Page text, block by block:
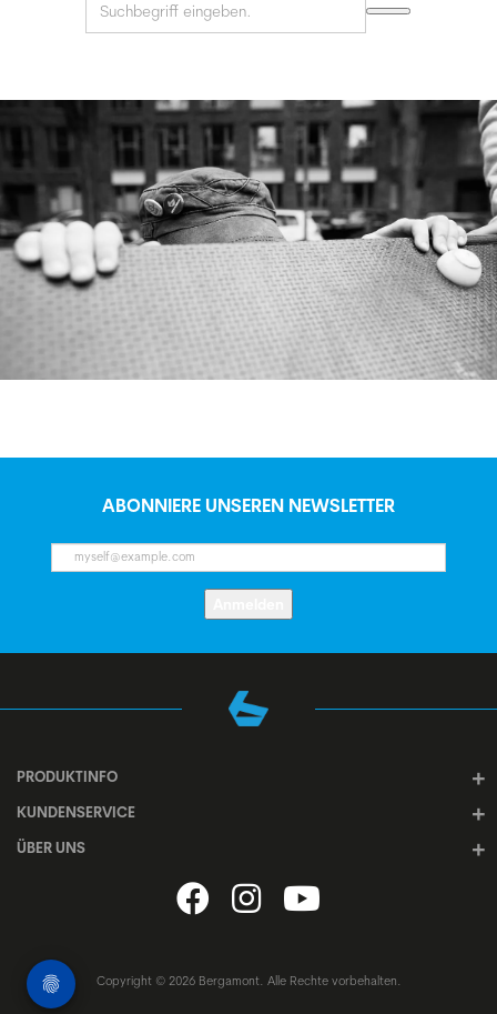
ABONNIERE UNSEREN NEWSLETTER
PRODUKTINFO
KUNDENSERVICE
ÜBER UNS
Copyright © 2026 Bergamont. Alle Rechte vorbehalten.